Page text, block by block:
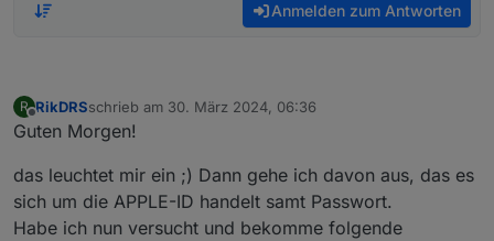
Anmelden zum Antworten
R
Offline
RikDRSschrieb am 30. März 2024, 06:36
zuletzt editiert von
Guten Morgen!
das leuchtet mir ein ;) Dann gehe ich davon aus, das es
sich um die APPLE-ID handelt samt Passwort.
Habe ich nun versucht und bekomme folgende